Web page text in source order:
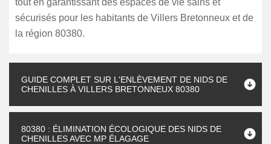
tout en garantissant des espaces de vie sains et
sécurisés pour les habitants de Villers Bretonneux et de
la région 80380.
GUIDE COMPLET SUR L'ENLÈVEMENT DE NIDS DE
CHENILLES À VILLERS BRETONNEUX 80380
80380 : ÉLIMINATION ÉCOLOGIQUE DES NIDS DE
CHENILLES AVEC MP ÉLAGAGE